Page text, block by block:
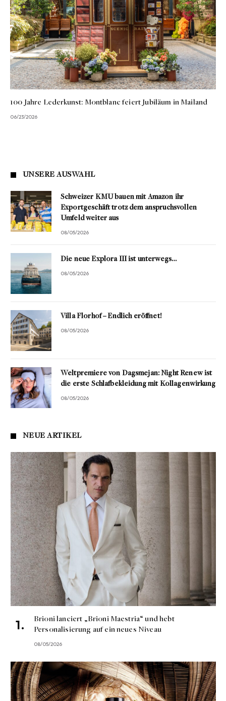
100 Jahre Lederkunst: Montblanc feiert Jubiläum in Mailand
06/23/2026
UNSERE AUSWAHL
Schweizer KMU bauen mit Amazon ihr
Exportgeschäft trotz dem anspruchsvollen
Umfeld weiter aus
08/05/2026
Die neue Explora III ist unterwegs…
08/05/2026
Villa Florhof – Endlich eröffnet!
08/05/2026
Weltpremiere von Dagsmejan: Night Renew ist
die erste Schlafbekleidung mit Kollagenwirkung
08/05/2026
NEUE ARTIKEL
Brioni lanciert „Brioni Maestria“ und hebt
Personalisierung auf ein neues Niveau
08/05/2026